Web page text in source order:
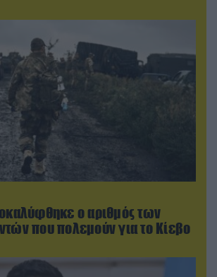
ο αριθμός των
που πολεμούν για το Κίεβο